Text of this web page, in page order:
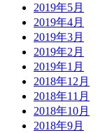
2019年5月
2019年4月
2019年3月
2019年2月
2019年1月
2018年12月
2018年11月
2018年10月
2018年9月